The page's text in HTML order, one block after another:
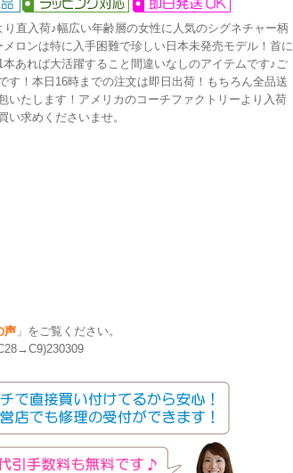
直入荷♪幅広い年齢層の女性に人気のシグネチャー柄
ロンは特に入手困難で珍しい日本未発売モデル！首に
あれば大活躍すること間違いなしのアイテムです♪ご
す！本日16時までの注文は即日出荷！もちろん全品送
いたします！アメリカのコーチファクトリーより入荷
求めくださいませ。
声 」をご覧ください。